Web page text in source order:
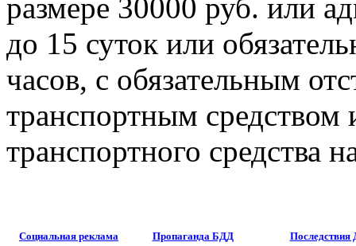
размере 30000 руб. или
до 15 суток или
часов, с обязательным
транспортным средством
транспортного средства
Социальная реклама Пропаганда БДД